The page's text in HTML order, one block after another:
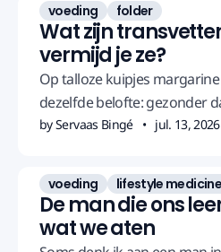
voeding folder
Wat zijn
vermijd je ze?
Op talloze kuipjes
dezelfde belofte: gezonder
hart. Het omgekeerde bleek
by Servaas Bingé jul. 13, 2026
voeding lifestyle medicine
De man die ons
wat we aten